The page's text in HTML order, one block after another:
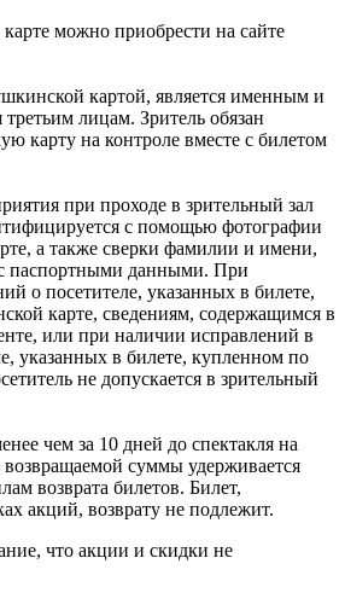
можно приобрести на сайте
картой, является именным и
третьим лицам. Зритель обязан
карту на контроле вместе с билетом
при проходе в зрительный зал
с помощью фотографии
а также сверки фамилии и имени,
паспортными данными. При
о посетителе, указанных в билете,
карте, сведениям, содержащимся в
или при наличии исправлений в
указанных в билете, купленном по
не допускается в зрительный
чем за 10 дней до спектакля на
суммы удерживается
возврата билетов. Билет,
акций, возврату не подлежит.
что акции и скидки не